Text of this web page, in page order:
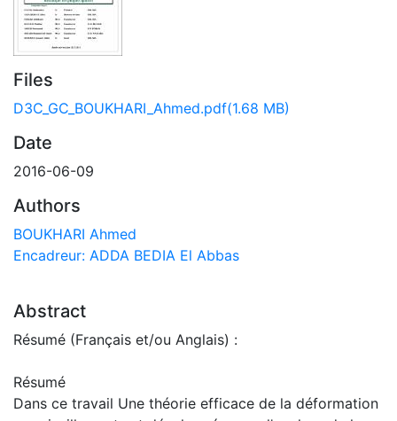
Files
D3C_GC_BOUKHARI_Ahmed.pdf(1.68 MB)
Date
2016-06-09
Authors
BOUKHARI Ahmed
Encadreur: ADDA BEDIA El Abbas
Abstract
Résumé (Français et/ou Anglais) :
Résumé
Dans ce travail Une théorie efficace de la déformation